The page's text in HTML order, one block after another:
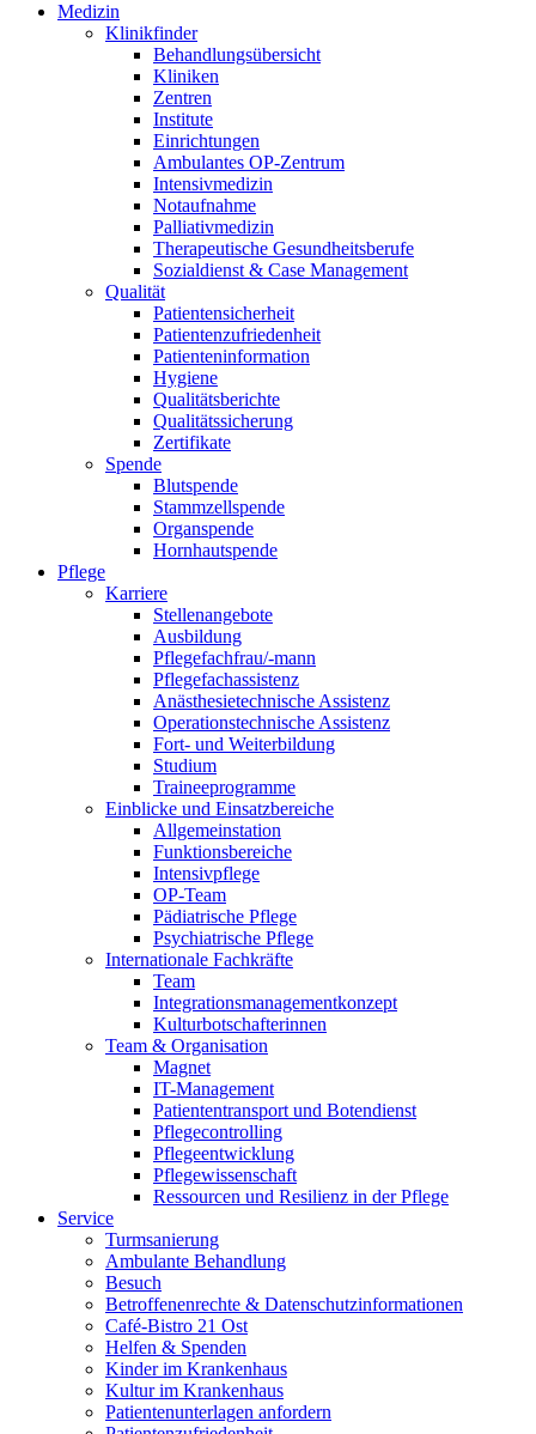
Medizin
Klinikfinder
Behandlungsübersicht
Kliniken
Zentren
Institute
Einrichtungen
Ambulantes OP-Zentrum
Intensivmedizin
Notaufnahme
Palliativmedizin
Therapeutische Gesundheitsberufe
Sozialdienst & Case Management
Qualität
Patientensicherheit
Patientenzufriedenheit
Patienteninformation
Hygiene
Qualitätsberichte
Qualitätssicherung
Zertifikate
Spende
Blutspende
Stammzellspende
Organspende
Hornhautspende
Pflege
Karriere
Stellenangebote
Ausbildung
Pflegefachfrau/-mann
Pflegefachassistenz
Anästhesietechnische Assistenz
Operationstechnische Assistenz
Fort- und Weiterbildung
Studium
Traineeprogramme
Einblicke und Einsatzbereiche
Allgemeinstation
Funktionsbereiche
Intensivpflege
OP-Team
Pädiatrische Pflege
Psychiatrische Pflege
Internationale Fachkräfte
Team
Integrationsmanagementkonzept
Kulturbotschafterinnen
Team & Organisation
Magnet
IT-Management
Patiententransport und Botendienst
Pflegecontrolling
Pflegeentwicklung
Pflegewissenschaft
Ressourcen und Resilienz in der Pflege
Service
Turmsanierung
Ambulante Behandlung
Besuch
Betroffenenrechte & Datenschutzinformationen
Café-Bistro 21 Ost
Helfen & Spenden
Kinder im Krankenhaus
Kultur im Krankenhaus
Patientenunterlagen anfordern